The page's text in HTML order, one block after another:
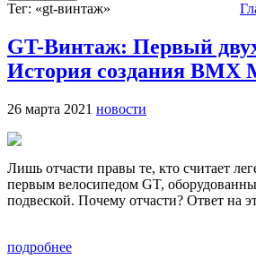
Тег: «gt-винтаж»
GT-Винтаж: Первый
История создания BMX
26 марта 2021 новости
Лишь отчасти правы те, кто считает
первым велосипедом GT,
подвеской. Почему отчасти? Ответ на
подробнее